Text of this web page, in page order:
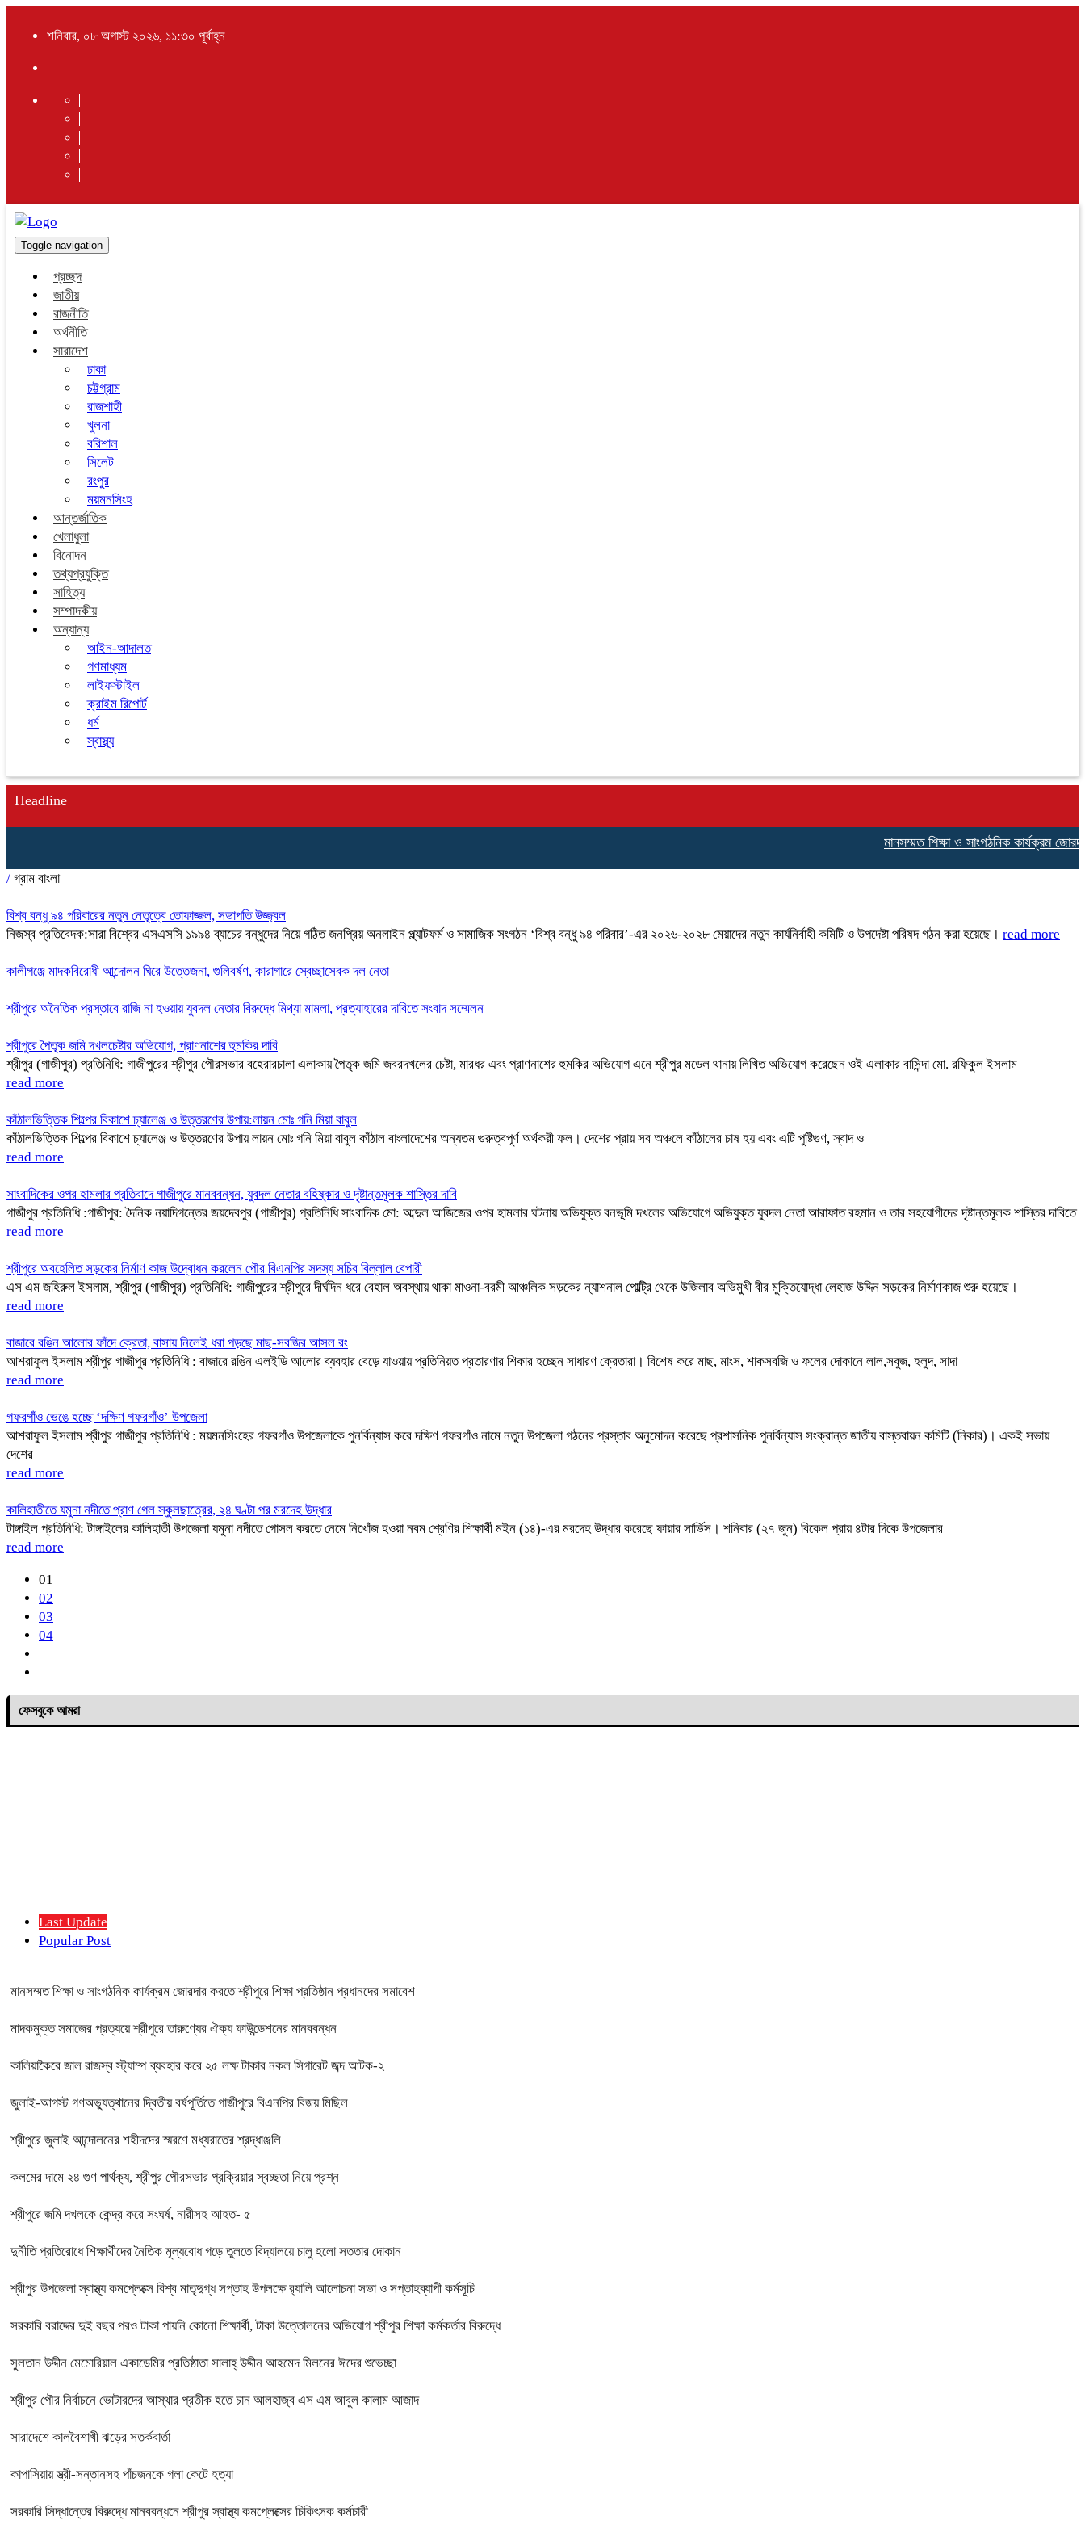
শনিবার, ০৮ অগাস্ট ২০২৬, ১১:৩০ পূর্বাহ্ন
Toggle navigation
প্রচ্ছদ
জাতীয়
রাজনীতি
অর্থনীতি
সারাদেশ
ঢাকা
চট্টগ্রাম
রাজশাহী
খুলনা
বরিশাল
সিলেট
রংপুর
ময়মনসিংহ
আন্তর্জাতিক
খেলাধুলা
বিনোদন
তথ্যপ্রযুক্তি
সাহিত্য
সম্পাদকীয়
অন্যান্য
আইন-আদালত
গণমাধ্যম
লাইফস্টাইল
ক্রাইম রিপোর্ট
ধর্ম
স্বাস্থ্য
Headline
মানসম্মত শিক্ষা ও সাংগঠনিক কার্যক্রম জোরদার
/ গ্রাম বাংলা
বিশ্ব বন্ধু ৯৪ পরিবারের নতুন নেতৃত্বে তোফাজ্জল, সভাপতি উজ্জ্বল
নিজস্ব প্রতিবেদক:সারা বিশ্বের এসএসসি ১৯৯৪ ব্যাচের বন্ধুদের নিয়ে গঠিত জনপ্রিয় অনলাইন প্ল্যাটফর্ম ও সামাজিক সংগঠন ‘বিশ্ব বন্ধু ৯৪ পরিবার’-এর ২০২৬-২০২৮ মেয়াদের নতুন কার্যনির্বাহী কমিটি ও উপদেষ্টা পরিষদ গঠন করা হয়েছে। read more
কালীগঞ্জে মাদকবিরোধী আন্দোলন ঘিরে উত্তেজনা, গুলিবর্ষণ, কারাগারে স্বেচ্ছাসেবক দল নেতা
শ্রীপুরে অনৈতিক প্রস্তাবে রাজি না হওয়ায় যুবদল নেতার বিরুদ্ধে মিথ্যা মামলা, প্রত্যাহারের দাবিতে সংবাদ সম্মেলন
শ্রীপুরে পৈতৃক জমি দখলচেষ্টার অভিযোগ, প্রাণনাশের হুমকির দাবি
শ্রীপুর (গাজীপুর) প্রতিনিধি: গাজীপুরের শ্রীপুর পৌরসভার বহেরারচালা এলাকায় পৈতৃক জমি জবরদখলের চেষ্টা, মারধর এবং প্রাণনাশের হুমকির অভিযোগ এনে শ্রীপুর মডেল থানায় লিখিত অভিযোগ করেছেন ওই এলাকার বাসিন্দা মো. রফিকুল ইসলাম
read more
কাঁঠালভিত্তিক শিল্পের বিকাশে চ্যালেঞ্জ ও উত্তরণের উপায়:লায়ন মোঃ গনি মিয়া বাবুল
কাঁঠালভিত্তিক শিল্পের বিকাশে চ্যালেঞ্জ ও উত্তরণের উপায় লায়ন মোঃ গনি মিয়া বাবুল কাঁঠাল বাংলাদেশের অন্যতম গুরুত্বপূর্ণ অর্থকরী ফল। দেশের প্রায় সব অঞ্চলে কাঁঠালের চাষ হয় এবং এটি পুষ্টিগুণ, স্বাদ ও
read more
সাংবাদিকের ওপর হামলার প্রতিবাদে গাজীপুরে মানববন্ধন, যুবদল নেতার বহিষ্কার ও দৃষ্টান্তমূলক শাস্তির দাবি
গাজীপুর প্রতিনিধি :গাজীপুর: দৈনিক নয়াদিগন্তের জয়দেবপুর (গাজীপুর) প্রতিনিধি সাংবাদিক মো: আব্দুল আজিজের ওপর হামলার ঘটনায় অভিযুক্ত বনভূমি দখলের অভিযোগে অভিযুক্ত যুবদল নেতা আরাফাত রহমান ও তার সহযোগীদের দৃষ্টান্তমূলক শাস্তির দাবিতে
read more
শ্রীপুরে অবহেলিত সড়কের নির্মাণ কাজ উদ্বোধন করলেন পৌর বিএনপির সদস্য সচিব বিল্লাল বেপারী
এস এম জহিরুল ইসলাম, শ্রীপুর (গাজীপুর) প্রতিনিধি: গাজীপুরের শ্রীপুরে দীর্ঘদিন ধরে বেহাল অবস্থায় থাকা মাওনা-বরমী আঞ্চলিক সড়কের ন্যাশনাল পোল্ট্রি থেকে উজিলাব অভিমুখী বীর মুক্তিযোদ্ধা লেহাজ উদ্দিন সড়কের নির্মাণকাজ শুরু হয়েছে।
read more
বাজারে রঙিন আলোর ফাঁদে ক্রেতা, বাসায় নিলেই ধরা পড়ছে মাছ-সবজির আসল রং
আশরাফুল ইসলাম শ্রীপুর গাজীপুর প্রতিনিধি : বাজারে রঙিন এলইডি আলোর ব্যবহার বেড়ে যাওয়ায় প্রতিনিয়ত প্রতারণার শিকার হচ্ছেন সাধারণ ক্রেতারা। বিশেষ করে মাছ, মাংস, শাকসবজি ও ফলের দোকানে লাল,সবুজ, হলুদ, সাদা
read more
গফরগাঁও ভেঙে হচ্ছে ‘দক্ষিণ গফরগাঁও’ উপজেলা
আশরাফুল ইসলাম শ্রীপুর গাজীপুর প্রতিনিধি : ময়মনসিংহের গফরগাঁও উপজেলাকে পুনর্বিন্যাস করে দক্ষিণ গফরগাঁও নামে নতুন উপজেলা গঠনের প্রস্তাব অনুমোদন করেছে প্রশাসনিক পুনর্বিন্যাস সংক্রান্ত জাতীয় বাস্তবায়ন কমিটি (নিকার)। একই সভায়
দেশের
read more
কালিহাতীতে যমুনা নদীতে প্রাণ গেল স্কুলছাত্রের, ২৪ ঘণ্টা পর মরদেহ উদ্ধার
টাঙ্গাইল প্রতিনিধি: টাঙ্গাইলের কালিহাতী উপজেলা যমুনা নদীতে গোসল করতে নেমে নিখোঁজ হওয়া নবম শ্রেণির শিক্ষার্থী মইন (১৪)-এর মরদেহ উদ্ধার করেছে ফায়ার সার্ভিস। শনিবার (২৭ জুন) বিকেল প্রায় ৪টার দিকে উপজেলার
read more
01
02
03
04
ফেসবুকে আমরা
Last Update
Popular Post
মানসম্মত শিক্ষা ও সাংগঠনিক কার্যক্রম জোরদার করতে শ্রীপুরে শিক্ষা প্রতিষ্ঠান প্রধানদের সমাবেশ
মাদকমুক্ত সমাজের প্রত্যয়ে শ্রীপুরে তারুণ্যের ঐক্য ফাউন্ডেশনের মানববন্ধন
কালিয়াকৈরে জাল রাজস্ব স্ট্যাম্প ব্যবহার করে ২৫ লক্ষ টাকার নকল সিগারেট জব্দ আটক-২
জুলাই-আগস্ট গণঅভ্যুত্থানের দ্বিতীয় বর্ষপূর্তিতে গাজীপুরে বিএনপির বিজয় মিছিল
শ্রীপুরে জুলাই আন্দোলনের শহীদদের স্মরণে মধ্যরাতের শ্রদ্ধাঞ্জলি
কলমের দামে ২৪ গুণ পার্থক্য, শ্রীপুর পৌরসভার প্রক্রিয়ার স্বচ্ছতা নিয়ে প্রশ্ন
শ্রীপুরে জমি দখলকে কেন্দ্র করে সংঘর্ষ, নারীসহ আহত- ৫
দুর্নীতি প্রতিরোধে শিক্ষার্থীদের নৈতিক মূল্যবোধ গড়ে তুলতে বিদ্যালয়ে চালু হলো সততার দোকান
শ্রীপুর উপজেলা স্বাস্থ্য কমপ্লেক্সে বিশ্ব মাতৃদুগ্ধ সপ্তাহ উপলক্ষে র‍্যালি আলোচনা সভা ও সপ্তাহব্যাপী কর্মসূচি
সরকারি বরাদ্দের দুই বছর পরও টাকা পায়নি কোনো শিক্ষার্থী, টাকা উত্তোলনের অভিযোগ শ্রীপুর শিক্ষা কর্মকর্তার বিরুদ্ধে
সুলতান উদ্দীন মেমোরিয়াল একাডেমির প্রতিষ্ঠাতা সালাহ্ উদ্দীন আহমেদ মিলনের ঈদের শুভেচ্ছা
শ্রীপুর পৌর নির্বাচনে ভোটারদের আস্থার প্রতীক হতে চান আলহাজ্ব এস এম আবুল কালাম আজাদ
সারাদেশে কালবৈশাখী ঝড়ের সতর্কবার্তা
কাপাসিয়ায় স্ত্রী-সন্তানসহ পাঁচজনকে গলা কেটে হত্যা
সরকারি সিদ্ধান্তের বিরুদ্ধে মানববন্ধনে শ্রীপুর স্বাস্থ্য কমপ্লেক্সের চিকিৎসক কর্মচারী